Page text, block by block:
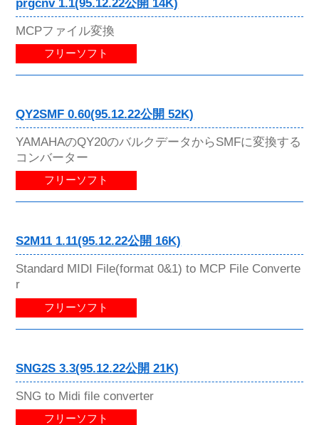
prgcnv 1.1(95.12.22公開 14K)
MCPファイル変換
フリーソフト
QY2SMF 0.60(95.12.22公開 52K)
YAMAHAのQY20のバルクデータからSMFに変換する
コンバーター
フリーソフト
S2M11 1.11(95.12.22公開 16K)
Standard MIDI File(format 0&1) to MCP File Converte
r
フリーソフト
SNG2S 3.3(95.12.22公開 21K)
SNG to Midi file converter
フリーソフト